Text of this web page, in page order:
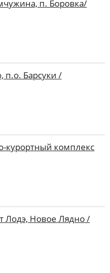
п. Боровка/
п.о. Барсуки /
курортный комплекс
Лодэ, Новое Лядно /